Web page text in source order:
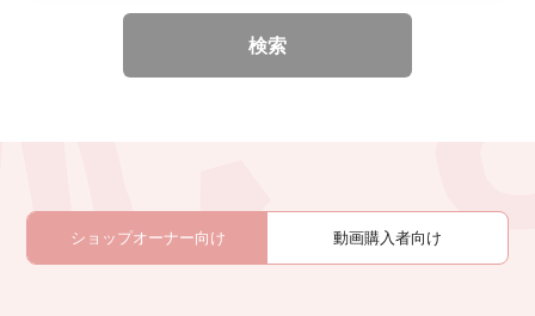
検索
ショップオーナー向け 動画購入者向け